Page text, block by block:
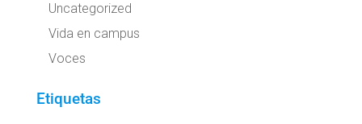
Uncategorized
Vida en campus
Voces
Etiquetas